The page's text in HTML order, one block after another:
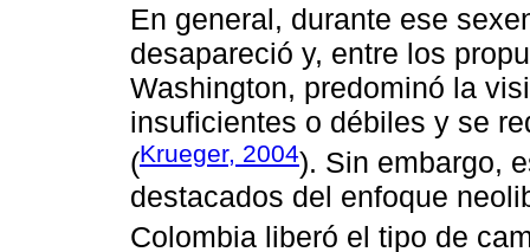
En general, durante ese
desapareció y, entre los
Washington, predominó la
insuficientes o débiles y se
(Krueger, 2004). Sin embargo,
destacados del enfoque
Colombia liberó el tipo de